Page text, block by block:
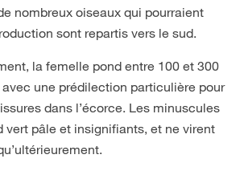
nombreux oiseaux qui pourraient
sont repartis vers le sud.
la femelle pond entre 100 et 300
une prédilection particulière pour
dans l’écorce. Les minuscules
vert pâle et insignifiants, et ne virent